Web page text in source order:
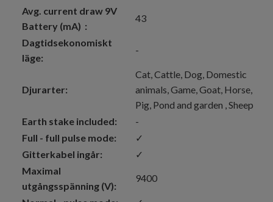
Avg. current draw 9V
Battery (mA) :
43
Dagtidsekonomiskt
läge:
-
Djurarter:
Cat , Cattle , Dog , Domestic
animals , Game , Goat , Horse
Pig , Pond and garden , Sheep
Earth stake included:
-
Full - full pulse mode:
✓
Gitterkabel ingår:
✓
Maximal
utgångsspänning (V):
9400